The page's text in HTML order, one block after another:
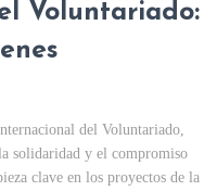
Voluntariado:
del Voluntariado,
solidaridad y el compromiso
clave en los proyectos de la